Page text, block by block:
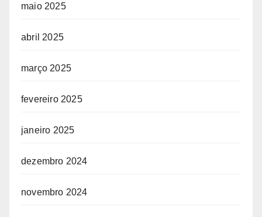
maio 2025
abril 2025
março 2025
fevereiro 2025
janeiro 2025
dezembro 2024
novembro 2024